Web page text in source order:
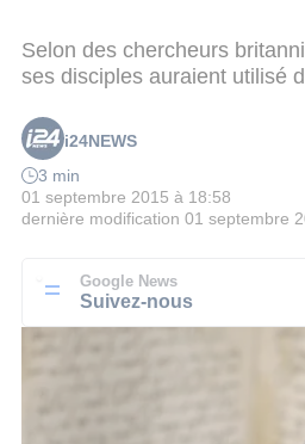
Selon des chercheurs
ses disciples auraient utilisé
i24NEWS
3 min
01 septembre 2015 à 18:58
dernière modification 01 septembre
Google News
Suivez-nous